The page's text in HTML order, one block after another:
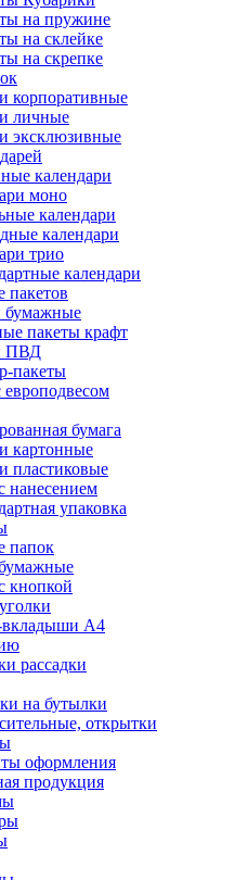
на пружине
на склейке
на скрепке
корпоративные
личные
эксклюзивные
календари
моно
календари
календари
трио
календари
пакетов
бумажные
пакеты крафт
ПВД
пакеты
европодвесом
бумага
картонные
пластиковые
нанесением
упаковка
папок
кнопкой
А4
рассадки
на бутылки
открытки
оформления
продукция